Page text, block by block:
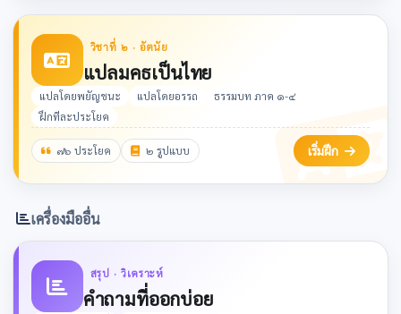
วิชาที่ ๒ · อัตนัย
แปลมคธเป็นไทย
แปลโดยพยัญชนะ แปลโดยอรรถ
ธรรมบท ภาค ๑-๔
ฝึกทีละประโยค
๗๖ ประโยค ๒ รูปแบบ เริ่มฝึก
เครื่องมืออื่น
สรุป · วิเคราะห์
คำถามที่ออกบ่อย